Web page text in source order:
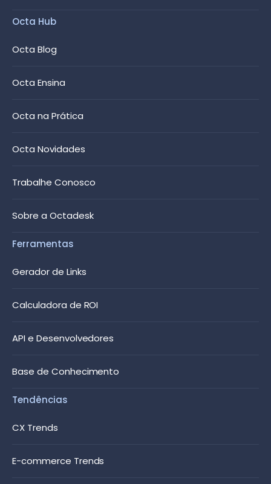
Octa Hub
Octa Blog
Octa Ensina
Octa na Prática
Octa Novidades
Trabalhe Conosco
Sobre a Octadesk
Ferramentas
Gerador de Links
Calculadora de ROI
API e Desenvolvedores
Base de Conhecimento
Tendências
CX Trends
E-commerce Trends